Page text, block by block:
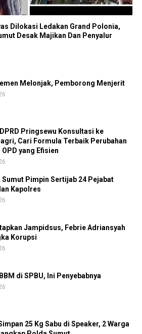
Dilokasi Ledakan Grand Polonia,
Desak Majikan Dan Penyalur
Melonjak, Pemborong Menjerit
Pringsewu Konsultasi ke
Cari Formula Terbaik Perubahan
yang Efisien
Sumut Pimpin Sertijab 24 Pejabat
Kapolres
Jampidsus, Febrie Adriansyah
Korupsi
di SPBU, Ini Penyebabnya
25 Kg Sabu di Speaker, 2 Warga